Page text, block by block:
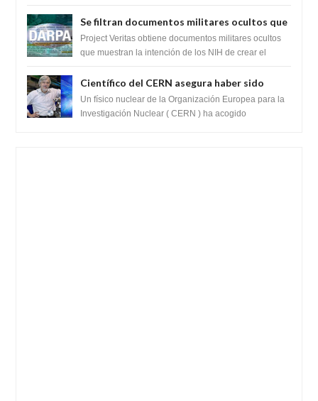
Se filtran documentos militares ocultos que
muestran la intención de los NIH de crear el
SARS-CoV-2, utilizando la investigación de
Project Veritas obtiene documentos militares ocultos
que muestran la intención de los NIH de crear el
Científico del CERN asegura haber sido
ayudado por seres de luz durante una
prueba del Colisionador de Hadrones
Un físico nuclear de la Organización Europea para la
Investigación Nuclear ( CERN ) ha acogido